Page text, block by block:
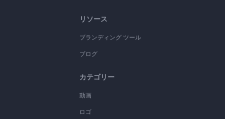
リソース
ブランディング ツール
ブログ
カテゴリー
動画
ロゴ